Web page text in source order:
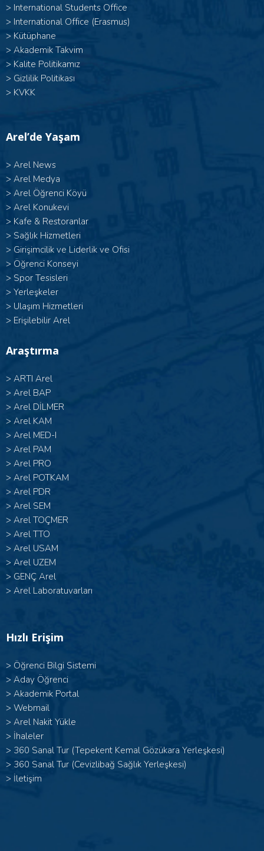
> International Students Office
> International Office (Erasmus)
> Kütüphane
> Akademik Takvim
> Kalite Politikamız
> Gizlilik Politikası
> KVKK
Arel’de Yaşam
> Arel News
> Arel Medya
> Arel Öğrenci Köyü
> Arel Konukevi
> Kafe & Restoranlar
> Sağlık Hizmetleri
> Girişimcilik ve Liderlik ve Ofisi
> Öğrenci Konseyi
> Spor Tesisleri
> Yerleşkeler
> Ulaşım Hizmetleri
> Erişilebilir Arel
Araştırma
> ARTI Arel
> Arel BAP
> Arel DİLMER
> Arel KAM
> Arel MED-I
> Arel PAM
> Arel PRO
> Arel POTKAM
> Arel PDR
> Arel SEM
> Arel TOÇMER
> Arel TTO
> Arel USAM
> Arel UZEM
> GENÇ Arel
> Arel Laboratuvarları
Hızlı Erişim
> Öğrenci Bilgi Sistemi
> Aday Öğrenci
> Akademik Portal
> Webmail
> Arel Nakit Yükle
> İhaleler
> 360 Sanal Tur (Tepekent Kemal Gözükara Yerleşkesi)
> 360 Sanal Tur (Cevizlibağ Sağlık Yerleşkesi)
> İletişim